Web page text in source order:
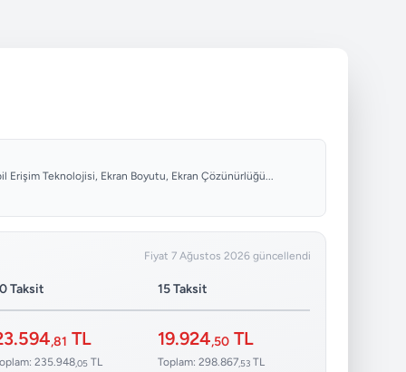
Erişim Teknolojisi, Ekran Boyutu, Ekran Çözünürlüğü...
Fiyat 7 Ağustos 2026 güncellendi
Taksit 15 Taksit
,81 TL
235.948,05 TL
19.924,50 TL
Toplam: 298.867 ,53 TL